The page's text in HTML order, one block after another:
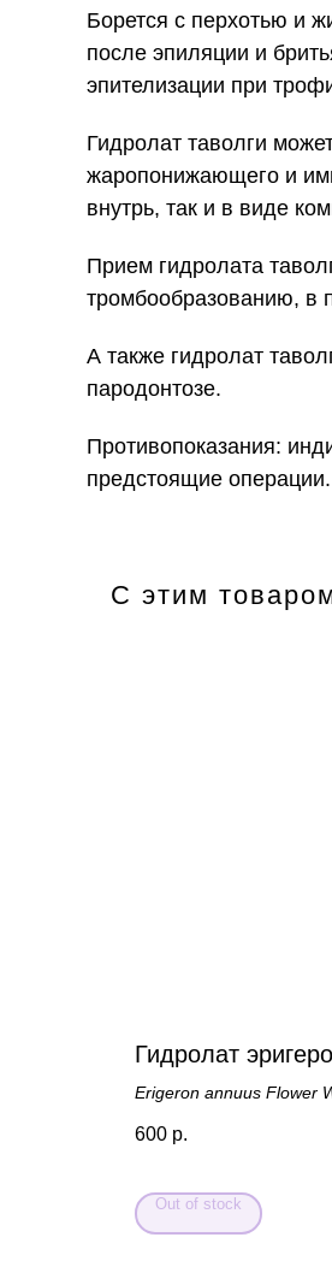
Борется с перхотью и
после эпиляции и
эпителизации при
Гидролат таволги
жаропонижающего и
внутрь, так и в виде
Прием гидролата
тромбообразованию, в
А также гидролат
пародонтозе.
Противопоказания:
предстоящие операции.
C этим
Гидролат
Erigeron annuus Flower
600 р.
Out of stock